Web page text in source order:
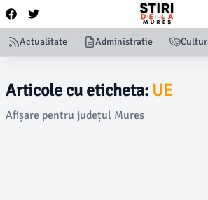
Actualitate Administratie
Articole cu eticheta: UE
Afișare pentru județul Mures